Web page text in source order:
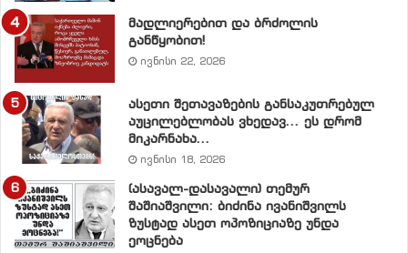
მადლიერებით და ბრძოლის
განწყობით!
ივნისი 22, 2026
ასეთი შეთავაზების განსაკუთრებულ
აუცილებლობას ვხედავ… ეს დრომ
მიკარნახა…
ივნისი 18, 2026
(ასავალ-დასავალი) თემურ
შაშიაშვილი: ბიძინა ივანიშვილს
ზუსტად ასეთ ოპოზიციაზე უნდა
ეოცნება